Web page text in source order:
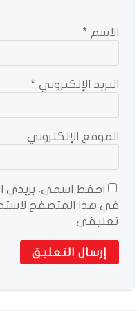
الاسم *
البريد الإلكتروني *
الموقع الإلكتروني
احفظ اسمي، بريدي
في هذا المتصفح
تعليقي.